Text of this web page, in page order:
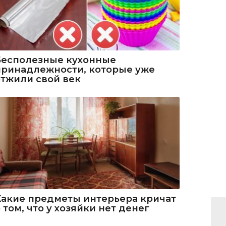
кухонные
которые уже
свой век
предметы интерьера кричат
том, что у хозяйки нет денег